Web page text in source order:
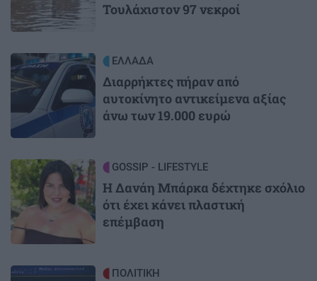
Τουλάχιστον 97 νεκροί
Image ΕΛΛΑΔΑ
Διαρρήκτες πήραν από
αυτοκίνητο αντικείμενα αξίας
άνω των 19.000 ευρώ
Image GOSSIP - LIFESTYLE
Η Δανάη Μπάρκα δέχτηκε σχόλιο
ότι έχει κάνει πλαστική
επέμβαση
Image ΠΟΛΙΤΙΚΗ